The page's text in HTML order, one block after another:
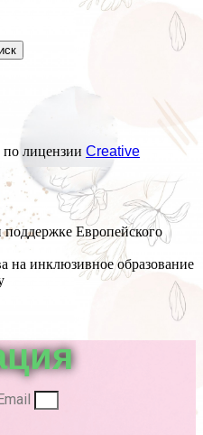
по лицензии Creative
Европейского
на инклюзивное образование